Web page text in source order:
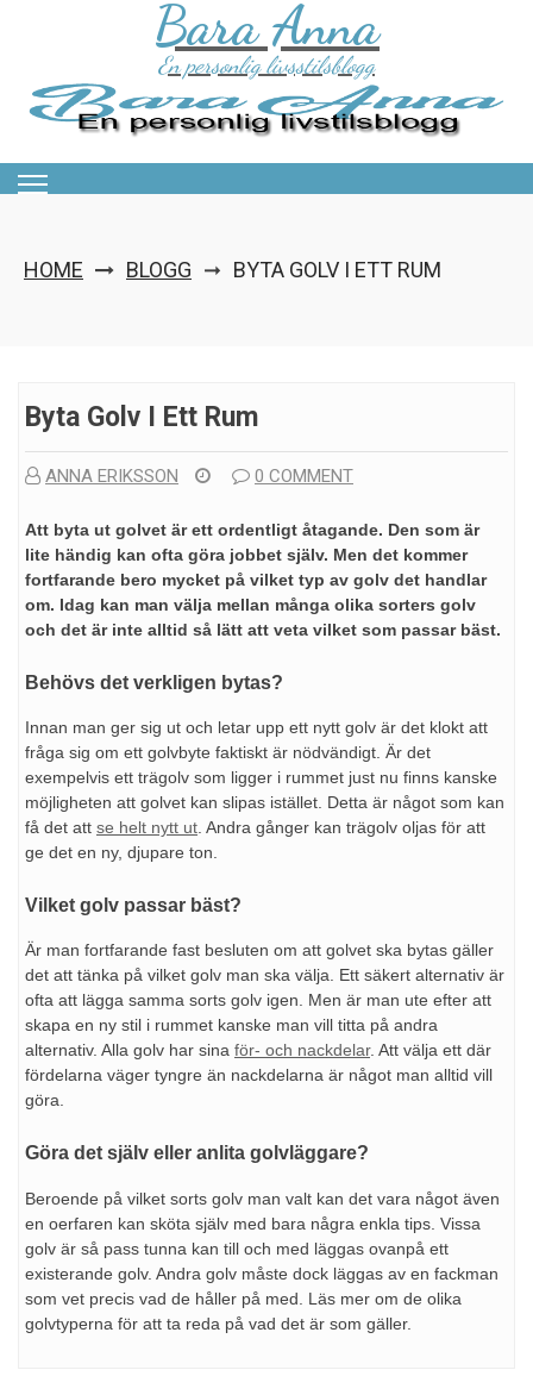
Bara Anna
En personlig livsstilsblogg
HOME BLOGG ➞ BYTA GOLV I ETT RUM
Byta Golv I Ett Rum
ANNA ERIKSSON 0 COMMENT
Att byta ut golvet är ett ordentligt åtagande. Den som är
lite händig kan ofta göra jobbet själv. Men det kommer
fortfarande bero mycket på vilket typ av golv det handlar
om. Idag kan man välja mellan många olika sorters golv
och det är inte alltid så lätt att veta vilket som passar bäst.
Behövs det verkligen bytas?
Innan man ger sig ut och letar upp ett nytt golv är det klokt att
fråga sig om ett golvbyte faktiskt är nödvändigt. Är det
exempelvis ett trägolv som ligger i rummet just nu finns kanske
möjligheten att golvet kan slipas istället. Detta är något som kan
få det att se helt nytt ut . Andra gånger kan trägolv oljas för att
ge det en ny, djupare ton.
Vilket golv passar bäst?
Är man fortfarande fast besluten om att golvet ska bytas gäller
det att tänka på vilket golv man ska välja. Ett säkert alternativ är
ofta att lägga samma sorts golv igen. Men är man ute efter att
skapa en ny stil i rummet kanske man vill titta på andra
alternativ. Alla golv har sina för- och nackdelar. Att välja ett där
fördelarna väger tyngre än nackdelarna är något man alltid vill
göra.
Göra det själv eller anlita golvläggare?
Beroende på vilket sorts golv man valt kan det vara något även
en oerfaren kan sköta själv med bara några enkla tips. Vissa
golv är så pass tunna kan till och med läggas ovanpå ett
existerande golv. Andra golv måste dock läggas av en fackman
som vet precis vad de håller på med. Läs mer om de olika
golvtyperna för att ta reda på vad det är som gäller.